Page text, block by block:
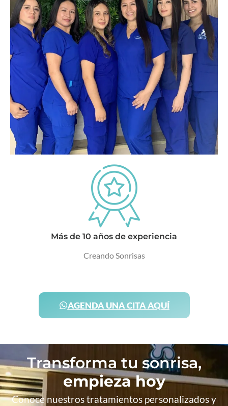
Más de 10 años de experiencia
Creando Sonrisas
AGENDA UNA CITA AQUÍ
Transforma tu sonrisa,
empieza hoy
Conoce nuestros tratamientos personalizados y